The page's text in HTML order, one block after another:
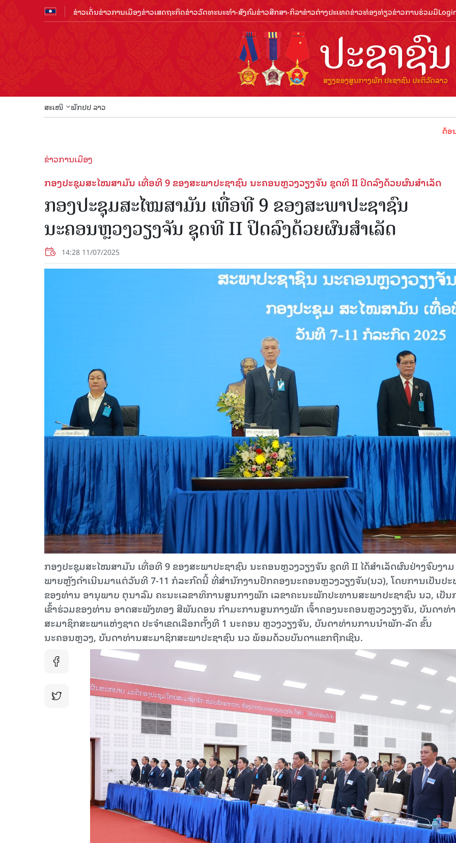
ຂ່າວເດັ່ນຂ່າວການເມືອງຂ່າວເສດຖະກິດຂ່າວວັດທະນະທຳ-ສັງຄົມຂ່າວສືກສາ-ກິລາຂ່າວຕ່າງປະເທດຂ່າວທ່ອງທ່ຽວຂ່າວການຮ່ວມມື
ສະເໜີ ພັກປປ ລາວ
ຕ້ອນຮັບປີທ່ອ
ຂ່າວການເມືອງ
ກອງປະຊຸມສະໄໝສາມັນ ເທື່ອທີ 9 ຂອງສະພາປະຊາຊົນ ນະຄອນຫຼວງວຽງຈັນ ຊຸດທີ II ປິດລົງດ້ວຍຜົນສຳເລັດ
ກອງປະຊຸມສະໄໝສາມັນ ເທື່ອທີ 9 ຂອງສະພາປະຊາຊົນ
ນະຄອນຫຼວງວຽງຈັນ ຊຸດທີ II ປິດລົງດ້ວຍຜົນສຳເລັດ
14:28 11/07/2025
ກອງປະຊຸມສະໄໝສາມັນ ເທື່ອທີ 9 ຂອງສະພາປະຊາຊົນ ນະຄອນຫຼວງວຽງຈັນ ຊຸດທີ II ໄດ້ສໍາເລັດຜົນຢ່າງຈົບງາມ
ພາຍຫຼັງດໍາເນີນມາແຕ່ວັນທີ 7-11 ກໍລະກົດນີ້ ທີ່ສໍານັກງານປົກຄອງນະຄອນຫຼວງວຽງຈັນ(ນວ), ໂດຍການເປັນປ
ຂອງທ່ານ ອານຸພາບ ຕຸນາລົມ ຄະນະເລຂາທິການສູນກາງພັກ ເລຂາຄະນະພັກປະທານສະພາປະຊາຊົນ ນວ, ເປັນ
ເຂົ້າຮ່ວມຂອງທ່ານ ອາດສະພັງທອງ ສີພັນດອນ ກໍາມະການສູນກາງພັກ ເຈົ້າຄອງນະຄອນຫຼວງວຽງຈັນ, ບັນດາທ່
ສະມາຊິກສະພາແຫ່ງຊາດ ປະຈໍາເຂດເລືອກຕັ້ງທີ 1 ນະຄອນ ຫຼວງວຽງຈັນ, ບັນດາທ່ານການນໍາພັກ-ລັດ ຂັ້ນ
ນະຄອນຫຼວງ, ບັນດາທ່ານສະມາຊິກສະພາປະຊາຊົນ ນວ ພ້ອມດ້ວຍບັນດາແຂກຖືກເຊີນ.
15.039(06-08-